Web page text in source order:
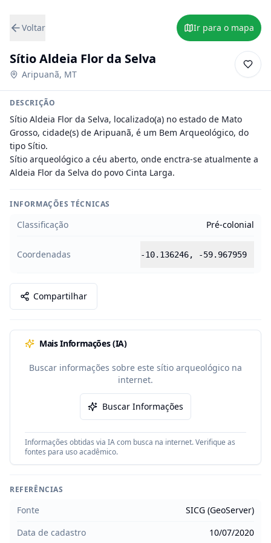
Voltar Ir para o mapa
Sítio Aldeia Flor da Selva
Aripuanã, MT
DESCRIÇÃO
Sítio Aldeia Flor da Selva, localizado(a) no estado de Mato
Grosso, cidade(s) de Aripuanã, é um Bem Arqueológico, do
tipo Sítio.
Sítio arqueológico a céu aberto, onde enctra-se atualmente a
Aldeia Flor da Selva do povo Cinta Larga.
INFORMAÇÕES TÉCNICAS
Classificação Pré-colonial
Coordenadas -10.136246, -59.967959
Compartilhar
Mais Informações (IA)
Buscar informações sobre este sítio arqueológico na
internet.
Buscar Informações
Informações obtidas via IA com busca na internet. Verifique as
fontes para uso acadêmico.
REFERÊNCIAS
Fonte
SICG (GeoServer)
Data de cadastro
10/07/2020